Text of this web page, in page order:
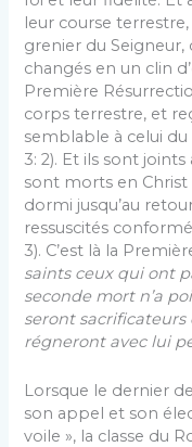
leur course
grenier du Seigneur,
changés en un clin
Première
corps terrestre, et
semblable à celui du
3: 2). Et ils sont
sont morts en Christ
dormi jusqu’au
ressuscités
3). C’est là la
saints ceux qui ont
seconde mort n’a
seront
régneront avec lui
Lorsque le dernier
son appel et son
voile », la classe du